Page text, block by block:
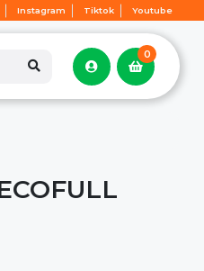
Instagram Tiktok Youtube
0